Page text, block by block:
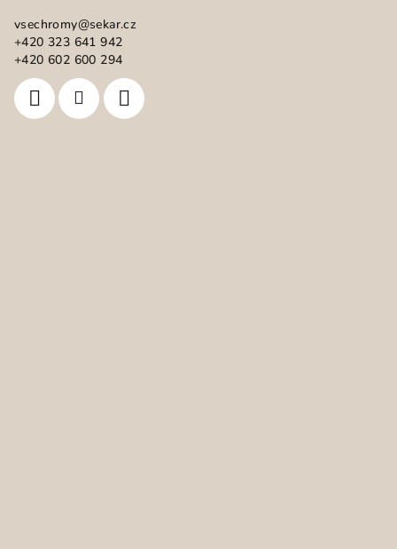
vsechromy@sekar.cz
+420 323 641 942
+420 602 600 294